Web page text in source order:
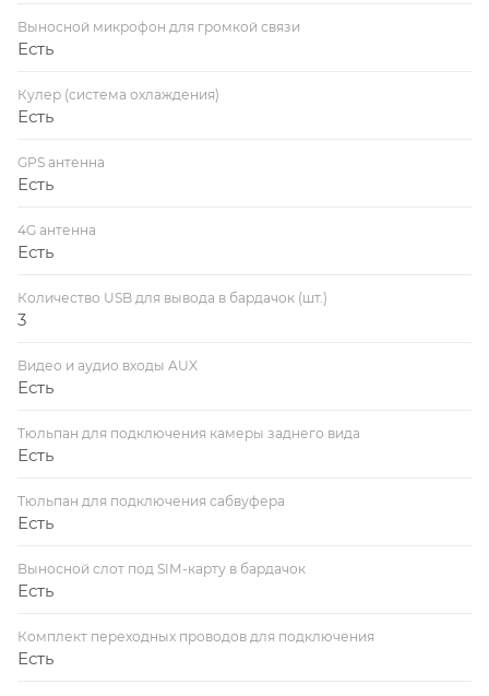
Выносной микрофон для громкой связи
Есть
Кулер (система охлаждения)
Есть
GPS антенна
Есть
4G антенна
Есть
Количество USB для вывода в бардачок (шт.)
3
Видео и аудио входы AUX
Есть
Тюльпан для подключения камеры заднего вида
Есть
Тюльпан для подключения сабвуфера
Есть
Выносной слот под SIM-карту в бардачок
Есть
Комплект переходных проводов для подключения
Есть